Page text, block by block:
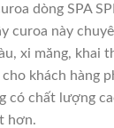
dòng SPA
curoa này
xi măng, khai
khách hàng
có chất lượng
hơn.